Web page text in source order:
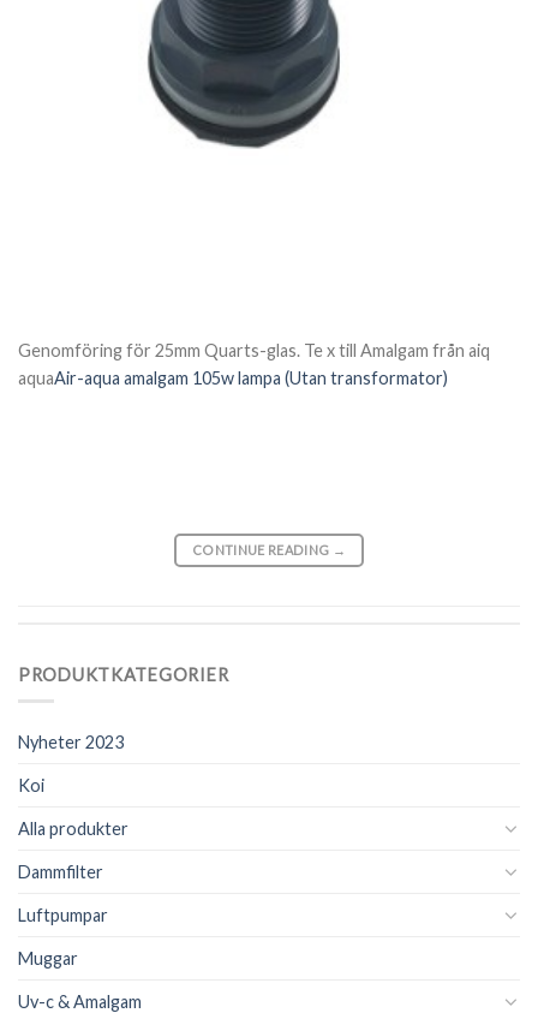
Genomföring för 25mm Quarts-glas. Te x till Amalgam från aiq
aquaAir-aqua amalgam 105w lampa (Utan transformator)
CONTINUE READING →
PRODUKTKATEGORIER
Nyheter 2023
Koi
Alla produkter
Dammfilter
Luftpumpar
Muggar
Uv-c & Amalgam